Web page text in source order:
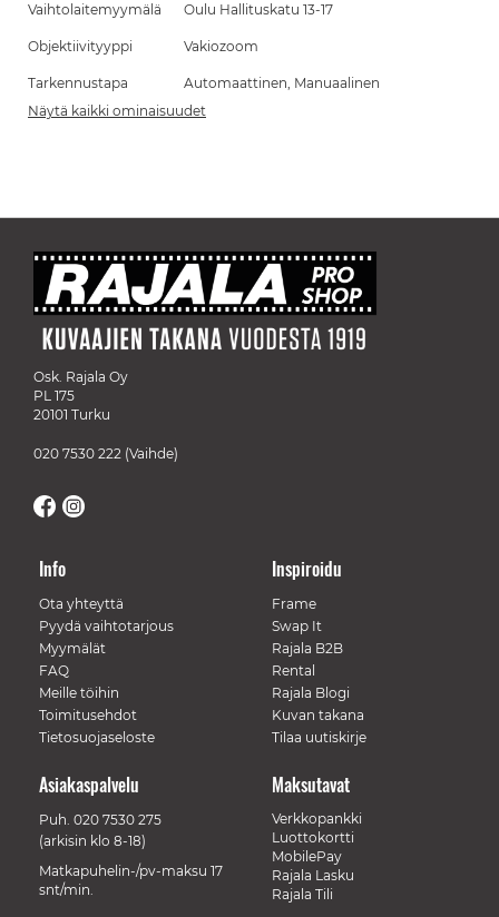
Vaihtolaitemyymälä Oulu Hallituskatu 13-17
Objektiivityyppi Vakiozoom
Tarkennustapa
Automaattinen, Manuaalinen
Näytä kaikki ominaisuudet
Osk. Rajala Oy
PL 175
20101 Turku
020 7530 222 (Vaihde)
Info
Ota yhteyttä
Pyydä vaihtotarjous
Myymälät
FAQ
Meille töihin
Toimitusehdot
Tietosuojaseloste
Inspiroidu
Frame
Swap It
Rajala B2B
Rental
Rajala Blogi
Kuvan takana
Tilaa uutiskirje
Maksutavat
Verkkopankki
Luottokortti
MobilePay
Rajala Lasku
Rajala Tili
Asiakaspalvelu
Puh. 020 7530 275
(arkisin klo 8-18)
Matkapuhelin-/pv-maksu 17
snt/min.